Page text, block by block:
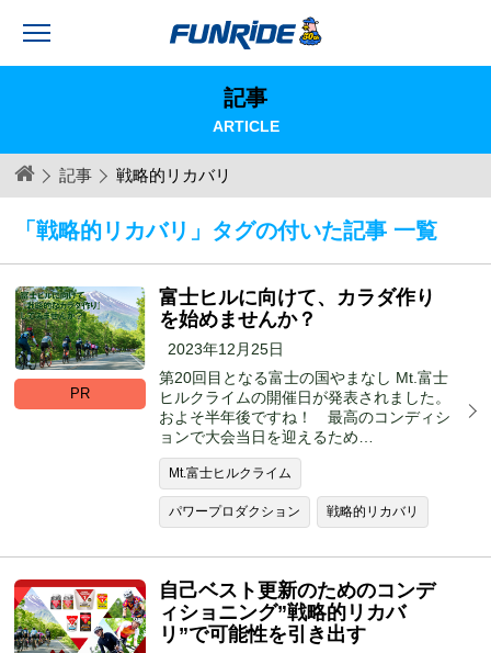
記事
ARTICLE
記事 戦略的リカバリ
「戦略的リカバリ」タグの付いた記事 一覧
PR
富士ヒルに向けて、カラダ作り
を始めませんか？
2023年12月25日
第20回目となる富士の国やまなし Mt.富士
ヒルクライムの開催日が発表されました。
およそ半年後ですね！ 最高のコンディシ
ョンで大会当日を迎えるため…
Mt.富士ヒルクライム
パワープロダクション 戦略的リカバリ
自己ベスト更新のためのコンデ
ィショニング”戦略的リカバ
リ”で可能性を引き出す